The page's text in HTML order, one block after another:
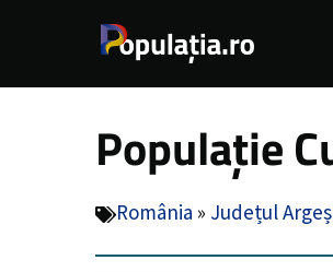
Populație
România » Județul Argeș